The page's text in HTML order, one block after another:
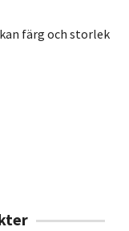
färg och storlek